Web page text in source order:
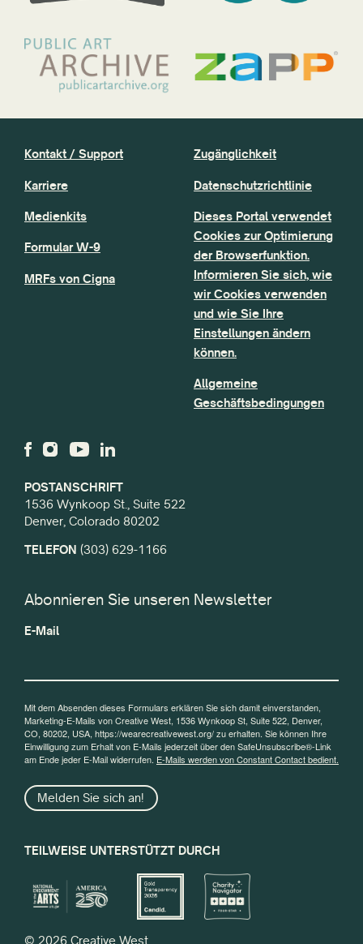
POSTANSCHRIFT
1536 Wynkoop St., Suite 522
Denver, Colorado 80202
TELEFON (303) 629-1166
Kontakt / Support
Karriere
Medienkits
Formular W-9
MRFs von Cigna
Zugänglichkeit
Datenschutzrichtlinie
Dieses Portal verwendet
Cookies zur Optimierung
der Browserfunktion.
Informieren Sie sich, wie
wir Cookies verwenden
und wie Sie Ihre
Einstellungen ändern
können.
Allgemeine
Geschäftsbedingungen
Abonnieren Sie unseren Newsletter
E-Mail
Mit dem Absenden dieses Formulars erklären Sie sich damit einverstanden,
Marketing-E-Mails von Creative West, 1536 Wynkoop St, Suite 522, Denver,
CO, 80202, USA, https://wearecreativewest.org/ zu erhalten. Sie können Ihre
Einwilligung zum Erhalt von E-Mails jederzeit über den SafeUnsubscribe®-Link
am Ende jeder E-Mail widerrufen. E-Mails werden von Constant Contact bedient.
Melden Sie sich an!
TEILWEISE UNTERSTÜTZT DURCH
© 2026 Creative West